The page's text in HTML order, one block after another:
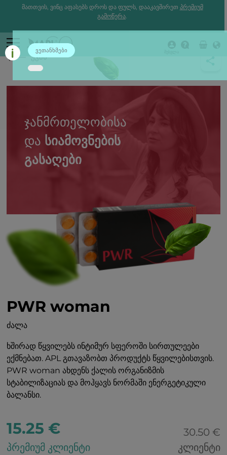
მათთვის, ვინც აფასებს დროს და ფულს, დააკავშირეთ პრემიუმ
გამოწერა.
უკან
ᲯᲐᲜᲛᲠᲗᲔᲚᲝᲑᲘᲡᲐ
ᲓᲐ ᲡᲘᲐᲛᲝᲕᲜᲔᲑᲘᲡ
ᲒᲐᲡᲐᲦᲔᲑᲘ
PWR woman
ᲫᲐᲚᲐ
ხშირად წყვილებს ინტიმურ სფეროში სირთულეები
ექმნებათ. APL გთავაზობთ პროდუქტს წყვილებისთვის.
PWR woman ახდენს ქალის ორგანიზმის
სტაბილიზაციას და მოჰყავს ნორმაში ენერგეტიკული
ბალანსი.
15.25 €
პრემიუმ კლიენტი
30.50 €
კლიენტი
ვეთანხმები